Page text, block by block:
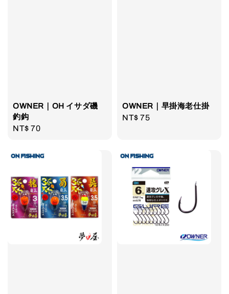
OWNER｜OH イサダ磯
釣鈎
Regular
NT$ 70
OWNER｜早掛海老仕掛
Regular
NT$ 75